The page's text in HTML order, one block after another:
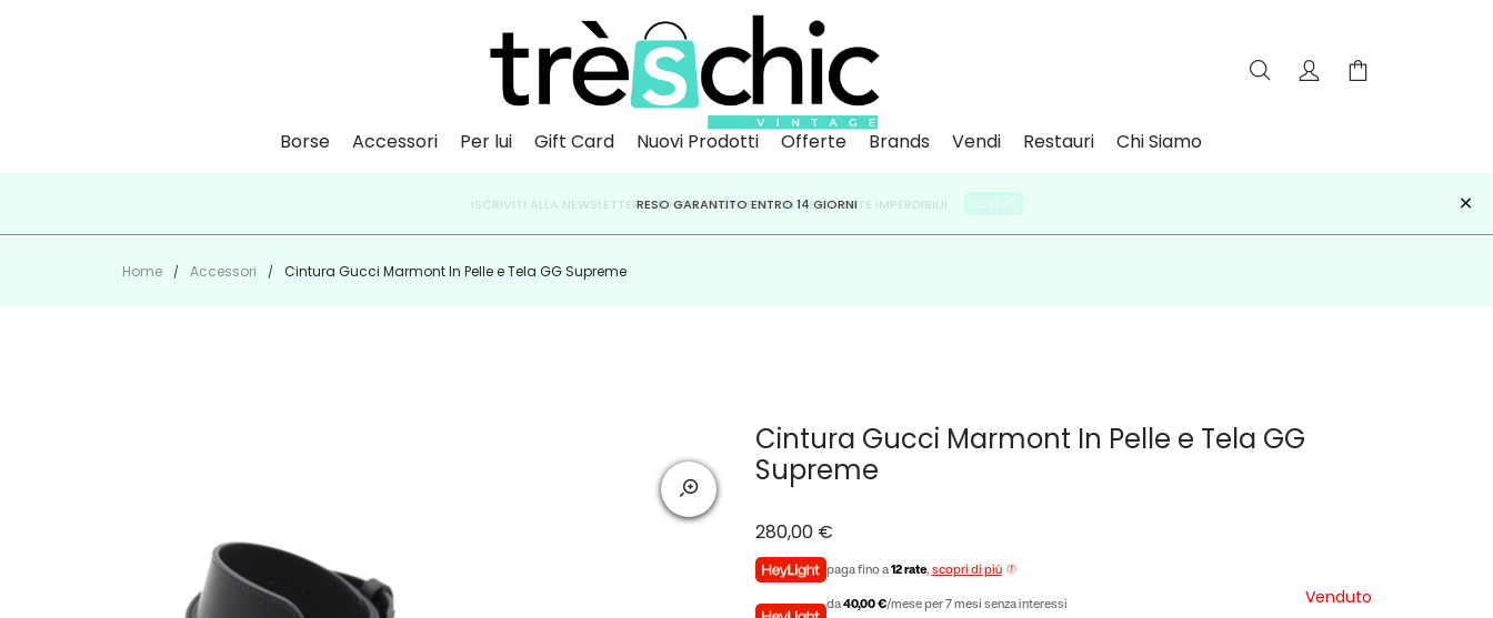
Borse Accessori Per lui Gift Card Nuovi Prodotti Offerte Brands Vendi Restauri Chi Siamo
PAGA A RATE CONKLARNA,HEYLIGHT,APPAGO Scopri
ISCRIVITI ALLA NEWSLETTER PER NON PERDERE SCONTI E OFFERTE IMPERDIBILI! Iscriviti
RESO GARANTITO ENTRO 14 GIORNI ×
Home Accessori Cintura Gucci Marmont In Pelle e Tela GG Supreme
Cintura Gucci Marmont In Pelle e Tela GG
Supreme
280,00 €
paga fino a12 rate, scopri di più
da40,00 €/mese per 7 mesi senza interessi
Venduto